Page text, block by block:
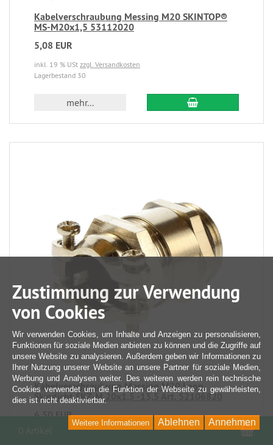
Kabelverschraubung Messing M20 SKINTOP®
MS-M20x1,5 53112020
5,08 EUR
inkl. 19 % USt zzgl. Versandkosten
Lagerbestand 30
mehr...
Kabelverschraubung Messing M20 Lapp
Skindicht SKZ-M 20x1,5 -13,5 Art. 52106820
6,50 EUR
Zustimmung zur Verwendung
von Cookies
Wir verwenden Cookies, um Inhalte und Anzeigen zu personalisieren,
Funktionen für soziale Medien anbieten zu können und die Zugriffe auf
unsere Website zu analysieren. Außerdem geben wir Informationen zu
Ihrer Nutzung unserer Website an unsere Partner für soziale Medien,
Werbung und Analysen weiter. Des weiteren werden rein technische
Cookies verwendet um die Funktion der Webseite zu gewährleisten,
dies ist nicht deaktivierbar.
Annehmen
Ablehnen
Weitere Informationen